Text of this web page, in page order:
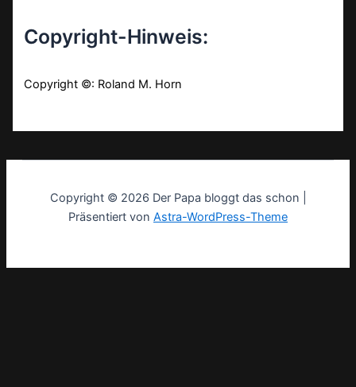
Copyright-Hinweis:
Copyright ©: Roland M. Horn
Copyright © 2026 Der Papa bloggt das schon |
Präsentiert von Astra-WordPress-Theme